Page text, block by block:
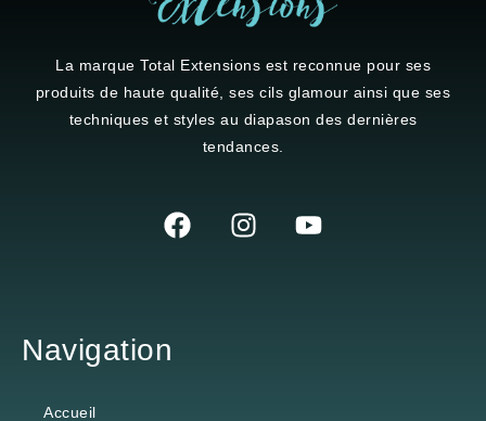
La marque Total Extensions est reconnue pour ses
produits de haute qualité, ses cils glamour ainsi que ses
techniques et styles au diapason des dernières
tendances.
Navigation
Accueil